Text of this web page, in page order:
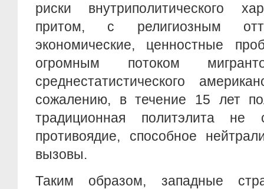
риски внутриполитического
притом, с религиозным
экономические, ценностные
огромным потоком
среднестатистического
сожалению, в течение 15 лет
традиционная политэлита не
противоядие, способное
вызовы.
Таким образом, западные